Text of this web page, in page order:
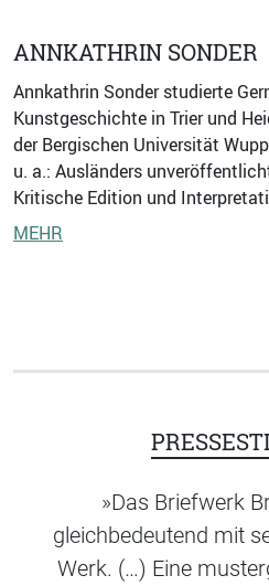
ANNKATHRIN SONDER
Annkathrin Sonder studierte
Kunstgeschichte in Trier und
der Bergischen Universität
u. a.: Ausländers
Kritische Edition und
MEHR
»Das Briefwerk
gleichbedeutend mit
Werk. (…) Eine